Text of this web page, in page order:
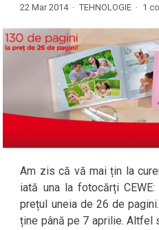
22 Mar 2014 · TEHNOLOGIE · 1
Am zis că vă mai țin la
iată una la fotocărți
prețul uneia de 26 de
ține până pe 7 aprilie. Altfel